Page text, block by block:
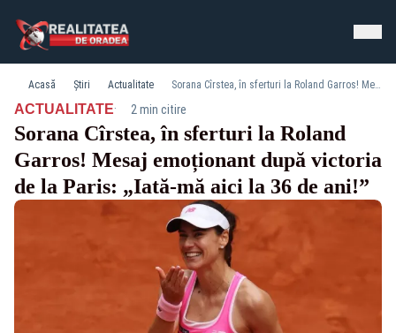
Acasă Știri Actualitate Sorana Cîrstea, în sferturi la Roland Garros! Mesaj emoționant după victoria de la Paris: „Iată-mă aici la 36 de ani!”
ACTUALITATE· 2 min citire
Sorana Cîrstea, în sferturi la Roland
Garros! Mesaj emoționant după victoria
de la Paris: „Iată-mă aici la 36 de ani!”